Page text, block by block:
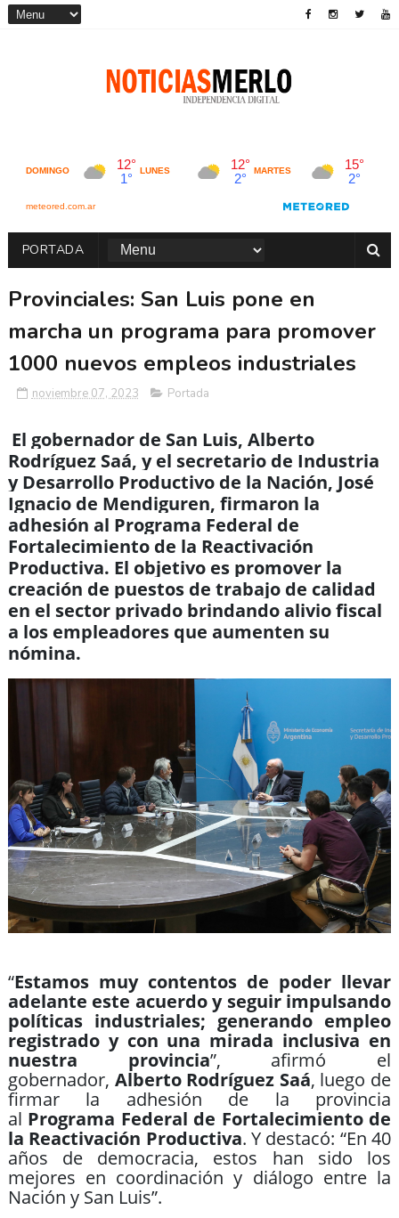
PORTADA
Provinciales: San Luis pone en
marcha un programa para promover
1000 nuevos empleos industriales
noviembre 07, 2023 Portada
El gobernador de San Luis, Alberto
Rodríguez Saá, y el secretario de Industria
y Desarrollo Productivo de la Nación, José
Ignacio de Mendiguren, firmaron la
adhesión al Programa Federal de
Fortalecimiento de la Reactivación
Productiva. El objetivo es promover la
creación de puestos de trabajo de calidad
en el sector privado brindando alivio fiscal
a los empleadores que aumenten su
nómina.
“Estamos muy contentos de poder llevar
adelante este acuerdo y seguir impulsando
políticas industriales; generando empleo
registrado y con una mirada inclusiva en
nuestra provincia”, afirmó el
gobernador, Alberto Rodríguez Saá, luego de
firmar la adhesión de la provincia
al Programa Federal de Fortalecimiento de
la Reactivación Productiva. Y destacó: “En 40
años de democracia, estos han sido los
mejores en coordinación y diálogo entre la
Nación y San Luis”.